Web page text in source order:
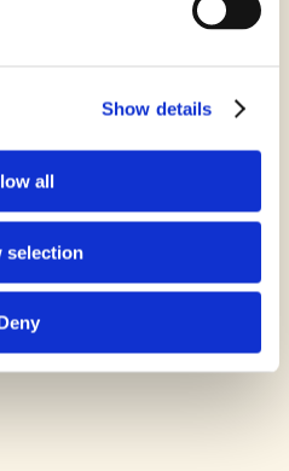
Show details
all
selection
færdigt i 2019
bygningskroppe er udformet i
det lukkede grønne gårdmiljø.
helt særlige byhaver i første
forskellige bygninger og lægger
beboerne.